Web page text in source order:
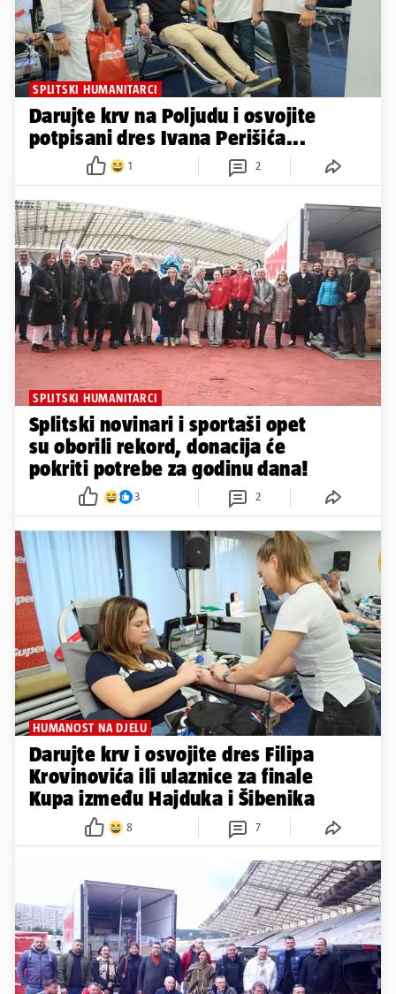
SPLITSKI HUMANITARCI
Darujte krv na Poljudu i osvojite
potpisani dres Ivana Perišića...
1 2
SPLITSKI HUMANITARCI
Splitski novinari i sportaši opet
su oborili rekord, donacija će
pokriti potrebe za godinu dana!
3 2
HUMANOST NA DJELU
Darujte krv i osvojite dres Filipa
Krovinovića ili ulaznice za finale
Kupa između Hajduka i Šibenika
8 7